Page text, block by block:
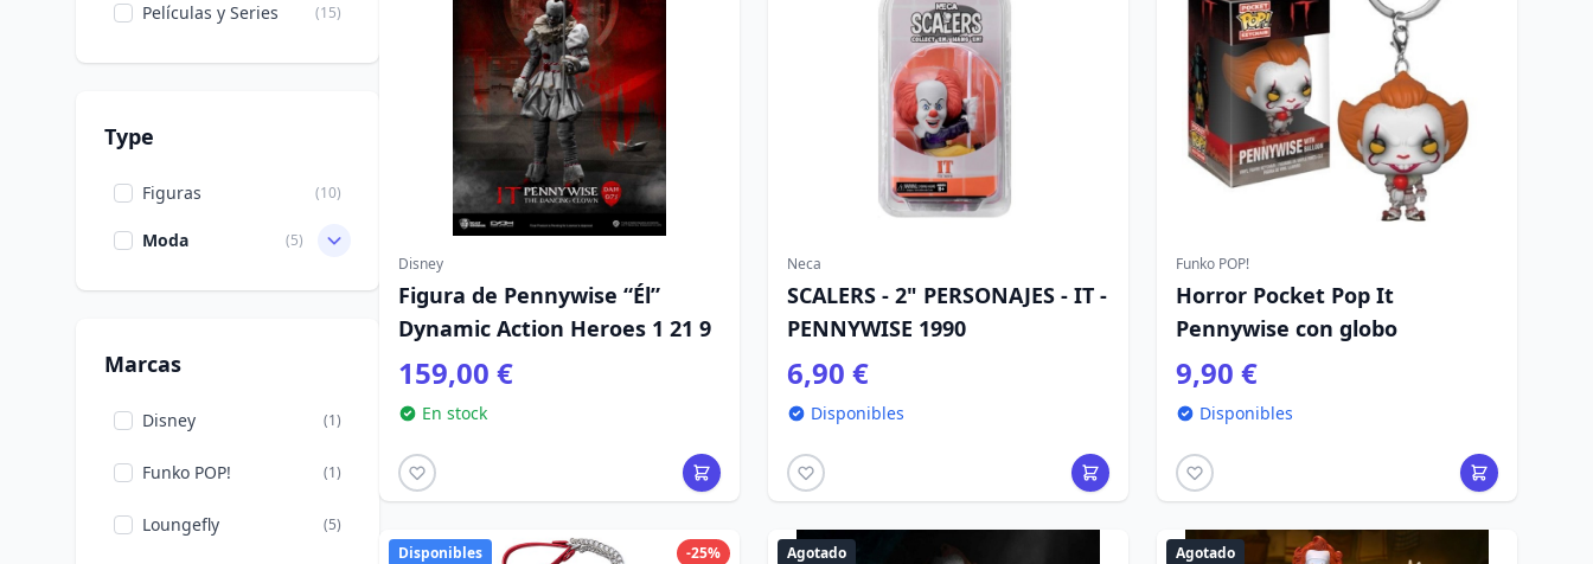
Películas y Series (15)
Type
Figuras (10)
Moda (5)
Marcas
Disney (1)
Funko POP! (1)
Loungefly (5)
Disney
Figura de Pennywise “Él”
Dynamic Action Heroes 1 21 9
159,00 €
En stock
Neca
SCALERS - 2" PERSONAJES - IT -
PENNYWISE 1990
6,90 €
Disponibles
Funko POP!
Horror Pocket Pop It
Pennywise con globo
9,90 €
Disponibles
-25%
Disponibles Agotado Agotado